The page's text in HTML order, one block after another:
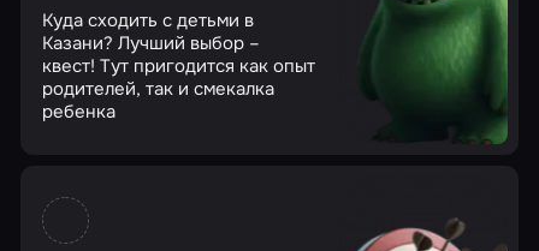
Куда сходить с детьми в
Казани? Лучший выбор –
квест! Тут пригодится как опыт
родителей, так и смекалка
ребенка